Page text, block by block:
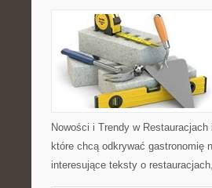
Nowości i Trendy w
które chcą odkrywać gastronomię
interesujące teksty o